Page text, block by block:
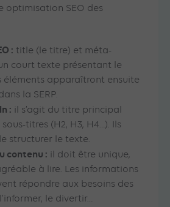
optimisation SEO des
: title (le titre) et méta-
court texte présentant le
éléments apparaîtront ensuite
la SERP.
: il s’agit du titre principal
titres (H2, H3, H4…). Ils
structurer le texte.
contenu : il doit être unique,
à lire. Les informations
répondre aux besoins des
le divertir…